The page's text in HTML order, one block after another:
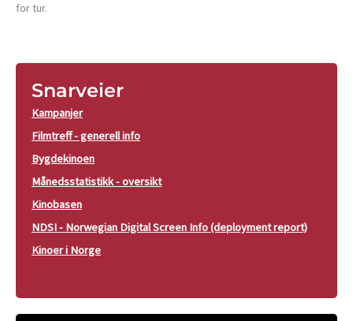
for tur.
Snarveier
Kampanjer
Filmtreff - generell info
Bygdekinoen
Månedsstatistikk - oversikt
Kinobasen
NDSI - Norwegian Digital Screen Info (deployment report)
Kinoer i Norge